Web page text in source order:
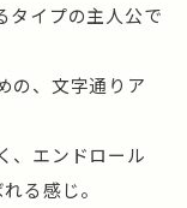
タイプの主人公で
の、文字通りア
、エンドロール
る感じ。